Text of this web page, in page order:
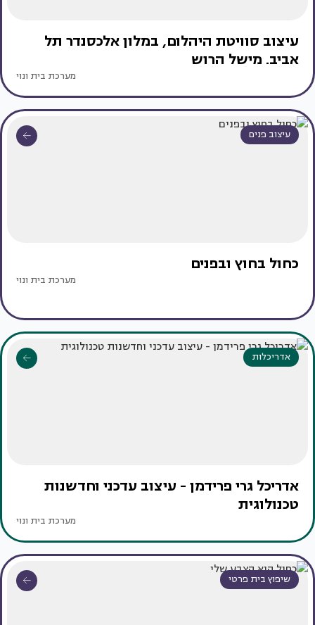
עיצוב סוויטת היהלום, במלון אלכסנדר תל
אביב. מישל הרוש
מערכת בית ונוי
עיצוב פנים
כחול בחוץ ובפנים
מערכת בית ונוי
אדריכלות
אדריכל גרי פרידמן - עיצוב עדכני וחדשנות
טכנולוגית
מערכת בית ונוי
שיפוץ בית פרטי